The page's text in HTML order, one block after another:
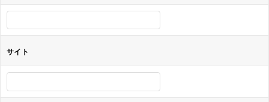
ン
サイト